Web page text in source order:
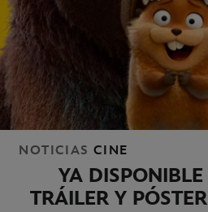
NOTICIAS CINE
YA
TRÁILER Y